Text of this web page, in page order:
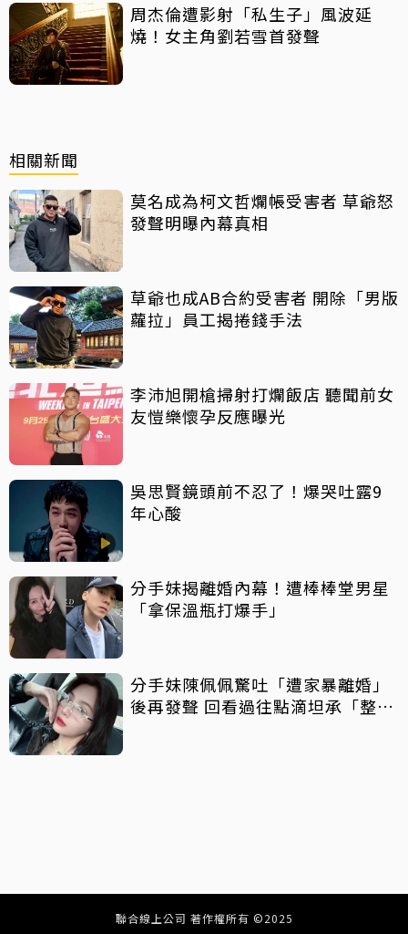
周杰倫遭影射「私生子」風波延
燒！女主角劉若雪首發聲
相關新聞
莫名成為柯文哲爛帳受害者 草爺怒
發聲明曝內幕真相
草爺也成AB合約受害者 開除「男版
蘿拉」員工揭捲錢手法
李沛旭開槍掃射打爛飯店 聽聞前女
友愷樂懷孕反應曝光
吳思賢鏡頭前不忍了！爆哭吐露9
年心酸
分手妹揭離婚內幕！遭棒棒堂男星
「拿保溫瓶打爆手」
分手妹陳佩佩驚吐「遭家暴離婚」
後再發聲 回看過往點滴坦承「整天
聯合線上公司 著作權所有 ©2025